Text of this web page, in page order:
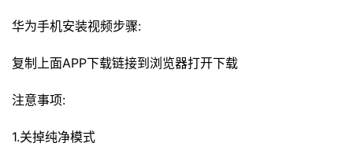
华为手机安装视频步骤:
复制上面APP下载链接到浏览器打开下载
注意事项:
1.关掉纯净模式